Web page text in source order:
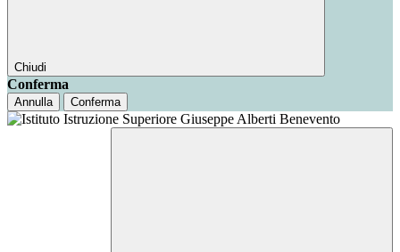
Chiudi
Conferma
Annulla Conferma